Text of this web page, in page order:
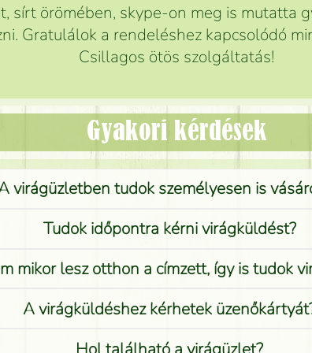
sírt örömében, skype-on meg is mutatta
Gratulálok a rendeléshez kapcsolódó
Csillagos ötös szolgáltatás!
Gyakori kérdések
virágüzletben tudok személyesen is
Tudok időpontra kérni virágküldést?
mikor lesz otthon a címzett, így is tudok
A virágküldéshez kérhetek